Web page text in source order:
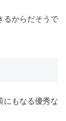
るからだそうで
にもなる優秀な